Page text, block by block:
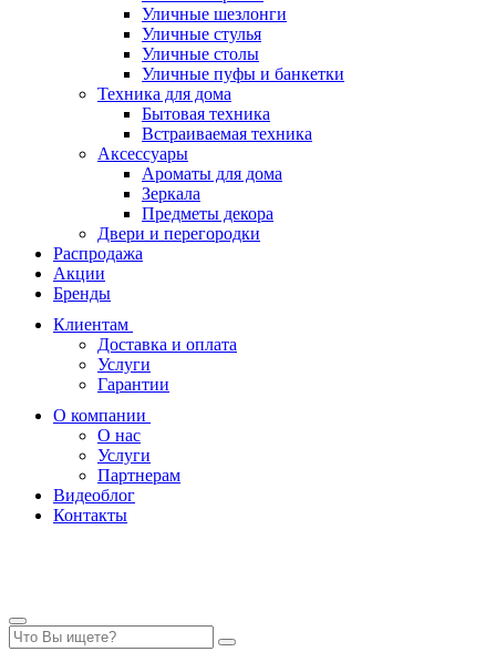
Уличные шезлонги
Уличные стулья
Уличные столы
Уличные пуфы и банкетки
Техника для дома
Бытовая техника
Встраиваемая техника
Аксессуары
Ароматы для дома
Зеркала
Предметы декора
Двери и перегородки
Распродажа
Акции
Бренды
Клиентам
Доставка и оплата
Услуги
Гарантии
О компании
О нас
Услуги
Партнерам
Видеоблог
Контакты